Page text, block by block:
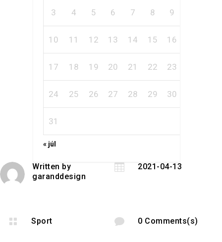
3 4 5 6 7 8 9
10 11 12 13 14 15 16
17 18 19 20 21 22 23
24 25 26 27 28 29 30
31
« júl
Written by
garanddesign
 2021-04-13
 Sport  0 Comments(s)